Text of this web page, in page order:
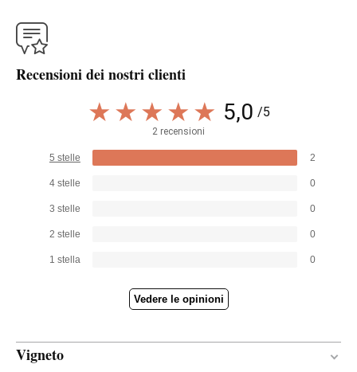
Recensioni dei nostri clienti
5,0 /5
2 recensioni
5 stelle 2
4 stelle 0
3 stelle 0
2 stelle 0
1 stella 0
Vedere le opinioni
Vigneto